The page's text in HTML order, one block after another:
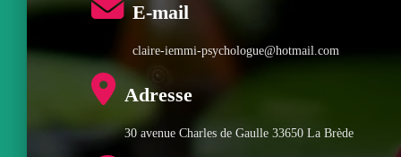
E-mail
claire-iemmi-psychologue@hotmail.com
Adresse
30 avenue Charles de Gaulle 33650 La Brède